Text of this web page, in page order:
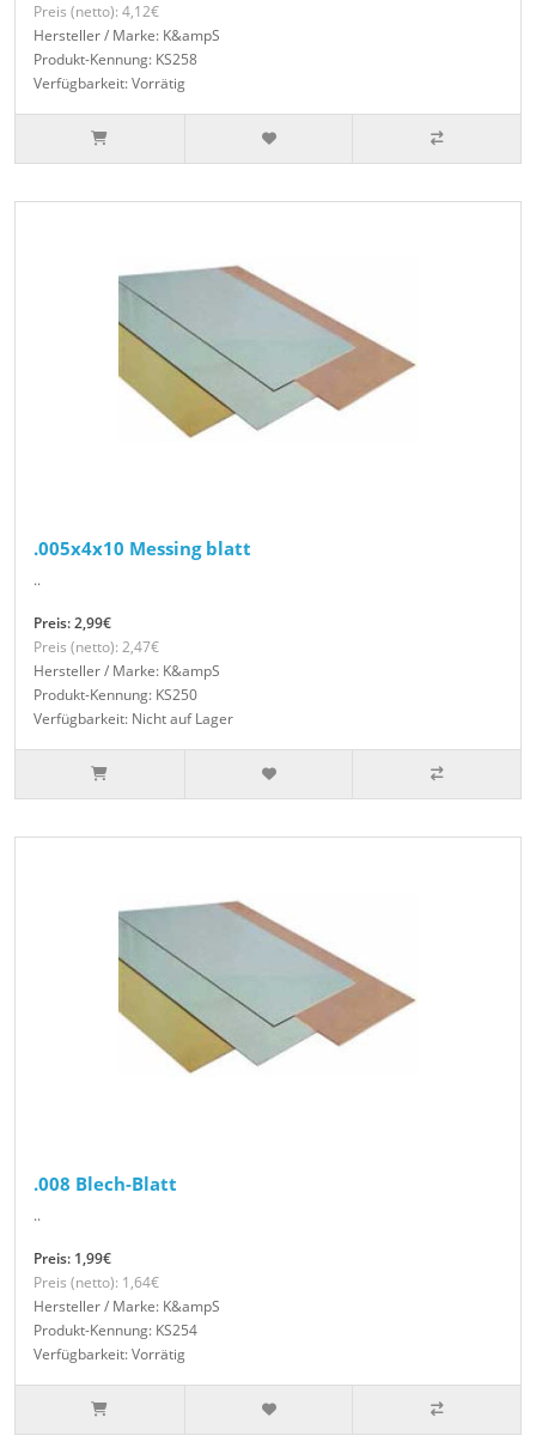
Preis (netto): 4,12€
Hersteller / Marke: K&ampS
Produkt-Kennung: KS258
Verfügbarkeit: Vorrätig
.005x4x10 Messing blatt
..
Preis: 2,99€
Preis (netto): 2,47€
Hersteller / Marke: K&ampS
Produkt-Kennung: KS250
Verfügbarkeit: Nicht auf Lager
.008 Blech-Blatt
..
Preis: 1,99€
Preis (netto): 1,64€
Hersteller / Marke: K&ampS
Produkt-Kennung: KS254
Verfügbarkeit: Vorrätig